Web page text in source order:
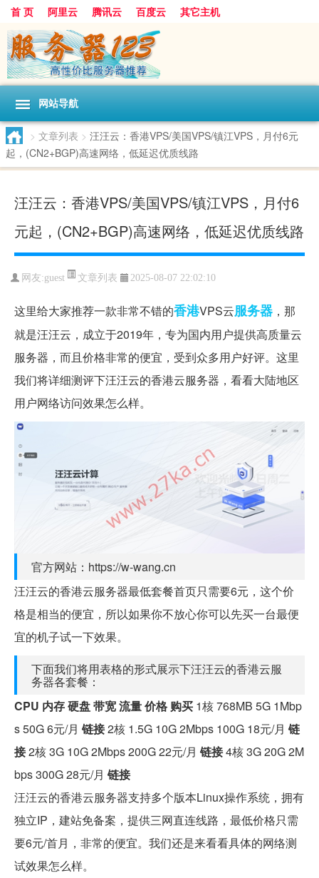
首 页 阿里云 腾讯云 百度云 其它主机
网站导航
> 文章列表 > 汪汪云：香港VPS/美国VPS/镇江VPS，月付6元
起，(CN2+BGP)高速网络，低延迟优质线路
汪汪云：香港VPS/美国VPS/镇江VPS，月付6
元起，(CN2+BGP)高速网络，低延迟优质线路
网友:guest 文章列表 2025-08-07 22:02:10
这里给大家推荐一款非常不错的香港VPS云服务器 ，那
就是汪汪云，成立于2019年，专为国内用户提供高质量云
服务器，而且价格非常的便宜，受到众多用户好评。这里
我们将详细测评下汪汪云的香港云服务器，看看大陆地区
用户网络访问效果怎么样。
官方网站：https://w-wang.cn
汪汪云的香港云服务器最低套餐首页只需要6元，这个价
格是相当的便宜，所以如果你不放心你可以先买一台最便
宜的机子试一下效果。
下面我们将用表格的形式展示下汪汪云的香港云服
务器各套餐：
CPU 内存硬盘带宽流量价格 购买 1核 768MB 5G 1Mbp
s 50G 6元/月 链接2核 1.5G 10G 2Mbps 100G 18元/月 链
接2核 3G 10G 2Mbps 200G 22元/月 链接4核 3G 20G 2M
bps 300G 28元/月 链接
汪汪云的香港云服务器支持多个版本Linux操作系统，拥有
独立IP，建站免备案，提供三网直连线路，最低价格只需
要6元/首月，非常的便宜。我们还是来看看具体的网络测
试效果怎么样。